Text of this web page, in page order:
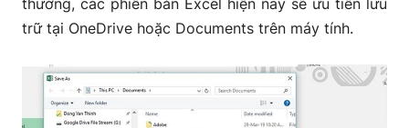
thường, các phiên bản Excel hiện nay sẽ ưu tiên lưu
trữ tại OneDrive hoặc Documents trên máy tính.